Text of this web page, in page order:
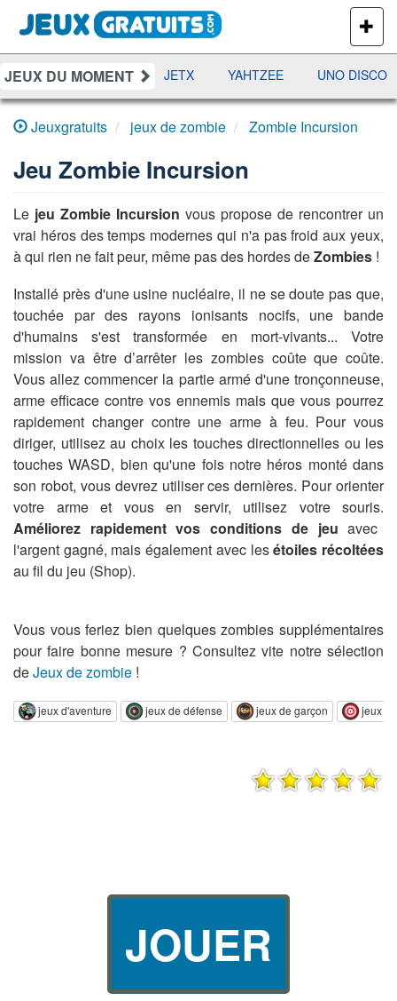
PLUS
DE
JEUX
JEUX DU MOMENT
DAMES RAMI JETX YAHTZEE UNO DISCO
Jeuxgratuits jeux de zombie Zombie Incursion
Jeu Zombie Incursion
Le jeu Zombie Incursion vous propose de rencontrer un
vrai héros des temps modernes qui n'a pas froid aux yeux,
à qui rien ne fait peur, même pas des hordes deZombies !
Installé près d'une usine nucléaire, il ne se doute pas que,
touchée par des rayons ionisants nocifs, une bande
d'humains s'est transformée en mort-vivants... Votre
mission va être d’arrêter les zombies coûte que coûte.
Vous allez commencer la partie armé d'une tronçonneuse,
arme efficace contre vos ennemis mais que vous pourrez
rapidement changer contre une arme à feu. Pour vous
diriger, utilisez au choix les touches directionnelles ou les
touches WASD, bien qu'une fois notre héros monté dans
son robot, vous devrez utiliser ces dernières. Pour orienter
votre arme et vous en servir, utilisez votre souris.
Améliorez rapidement vos conditions de jeu avec
l'argent gagné, mais également avec lesétoiles récoltées
au fil du jeu (Shop).
Vous vous feriez bien quelques zombies supplémentaires
pour faire bonne mesure ? Consultez vite notre sélection
deJeux de zombie !
jeux d'aventure jeux de défense jeux de garçon jeux
JOUER